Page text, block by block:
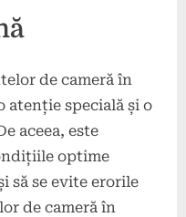
de cameră în
atenție specială și o
aceea, este
optime
să se evite erorile
de cameră în